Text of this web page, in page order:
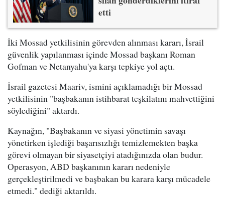
etti
İki Mossad yetkilisinin görevden alınması kararı, İsrail
güvenlik yapılanması içinde Mossad başkanı Roman
Gofman ve Netanyahu'ya karşı tepkiye yol açtı.
İsrail gazetesi Maariv, ismini açıklamadığı bir Mossad
yetkilisinin "başbakanın istihbarat teşkilatını mahvettiğini
söylediğini" aktardı.
Kaynağın, "Başbakanın ve siyasi yönetimin savaşı
yönetirken işlediği başarısızlığı temizlemekten başka
görevi olmayan bir siyasetçiyi atadığınızda olan budur.
Operasyon, ABD başkanının kararı nedeniyle
gerçekleştirilmedi ve başbakan bu karara karşı mücadele
etmedi." dediği aktarıldı.